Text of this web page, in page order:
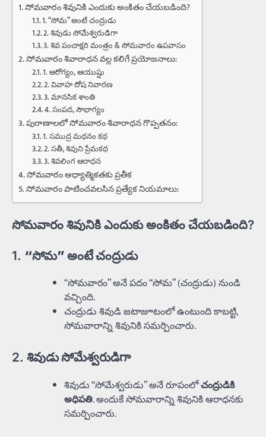
సోమవారం శివునికి ఎందుకు అంకితం చేయబడింది?
1. “సోమ” అంటే చంద్రుడు
2. శివుడు సోమేశ్వరుడిగా
3. శివ పంచాక్షరి మంత్రం & సోమవారం ఉపవాసం
సోమవారం శివారాధన వల్ల కలిగే ప్రయోజనాలు:
1. ఆరోగ్యం, ఆయుష్షు
2. వివాహ దోష నివారణ
3. మానసిక శాంతి
4. సంపద, సౌభాగ్యం
పురాణాలలో సోమవారం శివారాధన గొప్పతనం:
1. సముద్ర మథనం కథ
2. సతీ, శివుని ప్రేమకథ
3. శివలింగ ఆరాధన
సోమవారం ఆధ్యాత్మికతకు ప్రతీక
సోమవారం పాటించవలసిన ప్రత్యేక నియమాలు:
సోమవారం శివునికి ఎందుకు అంకితం చేయబడింది?
1. “సోమ” అంటే చంద్రుడు
“సోమవారం” అనే పదం “సోమ” (చంద్రుడు) నుండి
వచ్చింది.
చంద్రుడు శివుడి జటాజూటంలో ఉంటుంది కాబట్టి,
సోమవారాన్ని శివునికి సమర్పించారు.
2. శివుడు సోమేశ్వరుడిగా
శివుడు “సోమేశ్వరుడు” అనే రూపంలోచంద్రుడికి
అధిపతి. అందుకే సోమవారాన్ని శివునికి ఆరాధనకు
సమర్పించారు.